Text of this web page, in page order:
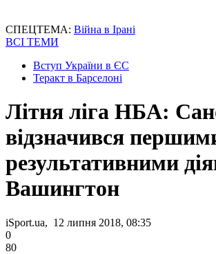
СПЕЦТЕМА: Війна в Ірані
ВСІ ТЕМИ
Вступ України в ЄС
Теракт в Барселоні
Літня ліга НБА:
відзначився
результативними
Вашингтон
iSport.ua, 12 липня 2018, 08:35
0
80